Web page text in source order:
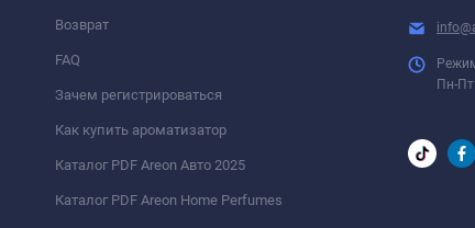
Возврат
FAQ
Зачем регистрироваться
Как купить ароматизатор
Каталог PDF Areon Авто 2025
Каталог PDF Areon Home Perfumes
Пн-